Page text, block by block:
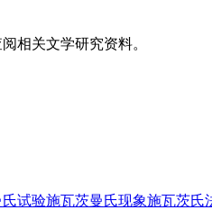
相关文学研究资料。
试验施瓦茨曼氏现象施瓦茨氏